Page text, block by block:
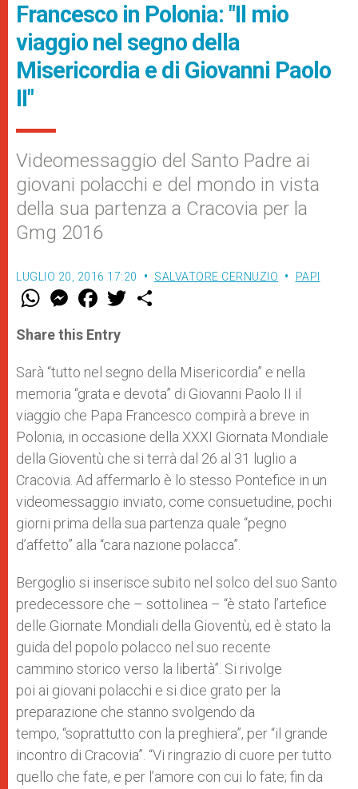
Francesco in Polonia: "Il mio
viaggio nel segno della
Misericordia e di Giovanni Paolo
II"
Videomessaggio del Santo Padre ai
giovani polacchi e del mondo in vista
della sua partenza a Cracovia per la
Gmg 2016
LUGLIO 20, 2016 17:20 SALVATORE CERNUZIO PAPI
W
t
s
p
M
e
s
e
g
e
r
F
a
e
b
o
k
w
r
Share this Entry
Sarà “tutto nel segno della Misericordia” e nella
memoria “grata e devota” di Giovanni Paolo II il
viaggio che Papa Francesco compirà a breve in
Polonia, in occasione della XXXI Giornata Mondiale
della Gioventù che si terrà dal 26 al 31 luglio a
Cracovia. Ad affermarlo è lo stesso Pontefice in un
videomessaggio inviato, come consuetudine, pochi
giorni prima della sua partenza quale “pegno
d’affetto” alla “cara nazione polacca”.
Bergoglio si inserisce subito nel solco del suo Santo
predecessore che – sottolinea – “è stato l’artefice
delle Giornate Mondiali della Gioventù, ed è stato la
guida del popolo polacco nel suo recente
cammino storico verso la libertà”. Si rivolge
poi ai giovani polacchi e si dice grato per la
preparazione che stanno svolgendo da
tempo, “soprattutto con la preghiera”, per “il grande
incontro di Cracovia”. “Vi ringrazio di cuore per tutto
quello che fate, e per l’amore con cui lo fate; fin da